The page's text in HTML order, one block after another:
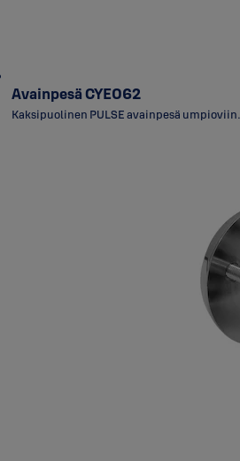
Avainpesä CYE062
Kaksipuolinen PULSE avainpesä umpioviin.